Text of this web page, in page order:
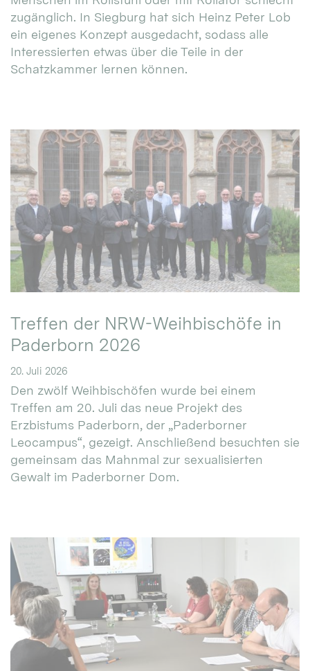
zugänglich. In Siegburg hat sich Heinz Peter Lob
ein eigenes Konzept ausgedacht, sodass alle
Interessierten etwas über die Teile in der
Schatzkammer lernen können.
Treffen der NRW-Weihbischöfe in
Paderborn 2026
20. Juli 2026
Den zwölf Weihbischöfen wurde bei einem
Treffen am 20. Juli das neue Projekt des
Erzbistums Paderborn, der „Paderborner
Leocampus“, gezeigt. Anschließend besuchten sie
gemeinsam das Mahnmal zur sexualisierten
Gewalt im Paderborner Dom.